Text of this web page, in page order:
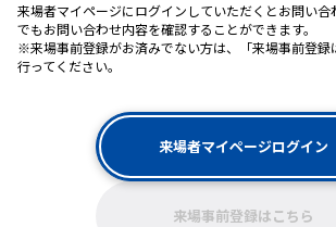
来場者マイページにログインしていただくとお問い合
でもお問い合わせ内容を確認することができます。
※来場事前登録がお済みでない方は、「来場事前登録
行ってください。
来場者マイページログイン
来場事前登録はこちら